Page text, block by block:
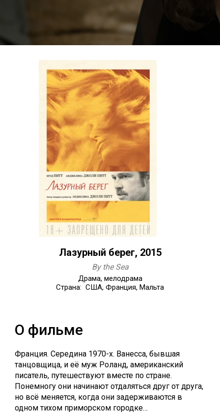
Лазурный берег, 2015
By the Sea
Драма, мелодрама
Страна: США, Франция, Мальта
О фильме
Франция. Середина 1970-х. Ванесса, бывшая
танцовщица, и её муж Роланд, американский
писатель, путешествуют вместе по стране.
Понемногу они начинают отдаляться друг от друга,
но всё меняется, когда они задерживаются в
одном тихом приморском городке…